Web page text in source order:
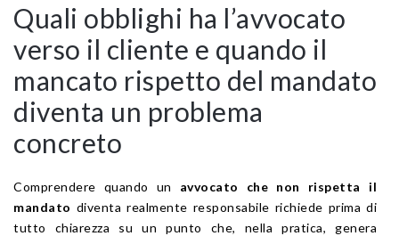
Quali obblighi ha l’avvocato
verso il cliente e quando il
mancato rispetto del mandato
diventa un problema
concreto
Comprendere quando un avvocato che non rispetta il
mandato diventa realmente responsabile richiede prima di
tutto chiarezza su un punto che, nella pratica, genera